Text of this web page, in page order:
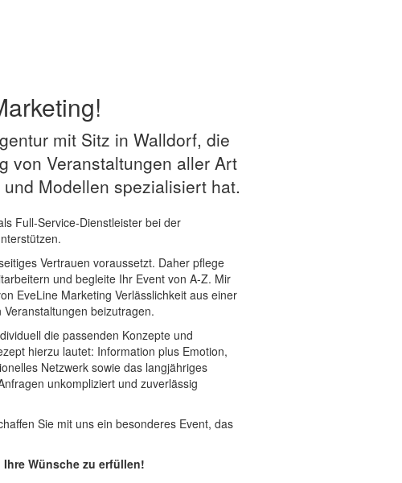
mit Sitz in Walldorf, die
von Veranstaltungen aller Art
Modellen spezialisiert hat.
Full-Service-Dienstleister bei der
Vertrauen voraussetzt. Daher pflege
und begleite Ihr Event von A-Z. Mir
EveLine Marketing Verlässlichkeit aus einer
beizutragen.
die passenden Konzepte und
hierzu lautet: Information plus Emotion,
Netzwerk sowie das langjähriges
unkompliziert und zuverlässig
Sie mit uns ein besonderes Event, das
Wünsche zu erfüllen!